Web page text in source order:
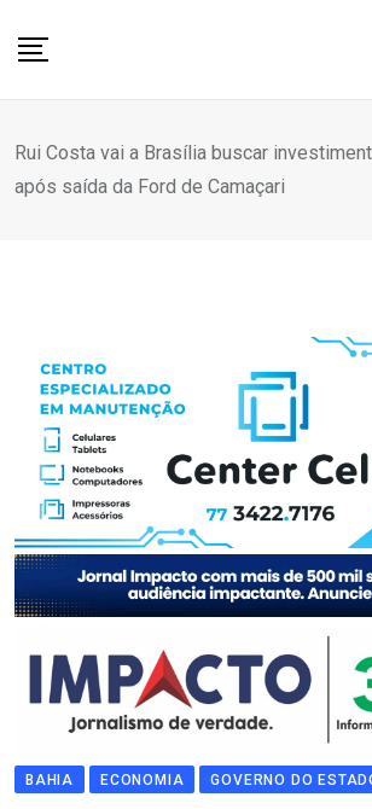
Rui Costa vai a Brasília buscar
após saída da Ford de Camaçari
BAHIA ECONOMIA GOVERNO DO